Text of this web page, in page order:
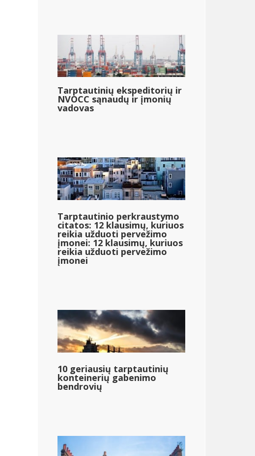
Tarptautinių ekspeditorių ir
NVOCC sąnaudų ir įmonių
vadovas
Tarptautinio perkraustymo
citatos: 12 klausimų, kuriuos
reikia užduoti pervežimo
įmonei: 12 klausimų, kuriuos
reikia užduoti pervežimo
įmonei
10 geriausių tarptautinių
konteinerių gabenimo
bendrovių